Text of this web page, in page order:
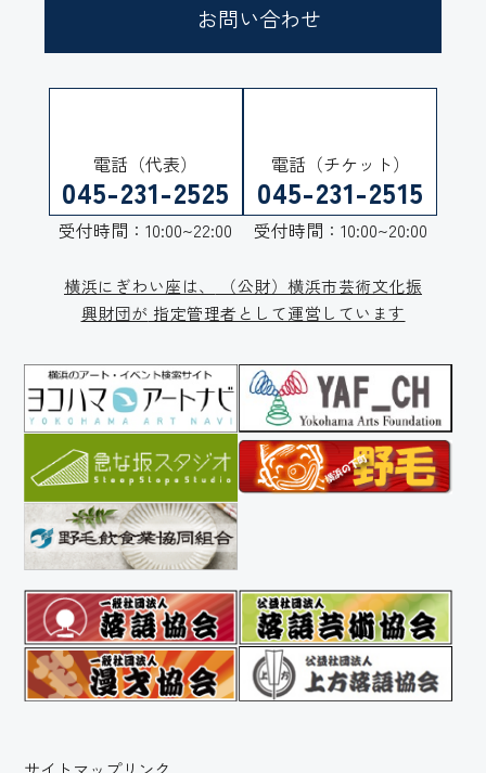
お問い合わせ
電話（代表）
045-231-2525
受付時間：10:00~22:00
電話（チケット）
045-231-2515
受付時間：10:00~20:00
横浜にぎわい座は、
（公財）横浜市芸術文化振
興財団が 指定管理者として運営しています